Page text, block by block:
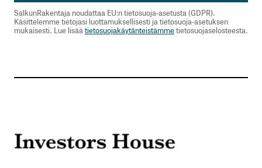
pitkäjänteisesti. Olemme uudelleenarvioineet
luotonantopolitiikkaamme tästä näkökulmasta
niin pk-yritysrahoituksen, suurten yritysten
https://www.kauppalehti.fi/uutiset/a/8f15b366-
946c-4a5d-be61-bb5bf6d8d9b1
SalkunRakentaja noudattaa EU:n tietosuoja-asetusta (GDPR).
Käsittelemme tietojasi luottamuksellisesti ja tietosuoja-asetuksen
mukaisesti. Lue lisää tietosuojakäytänteistämmetietosuojaselosteesta.